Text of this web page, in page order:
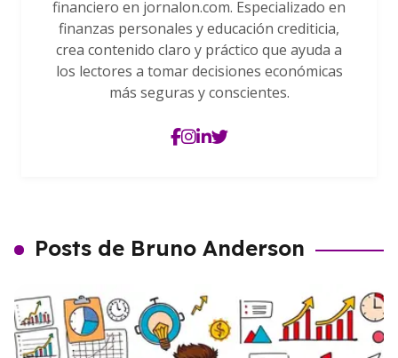
financiero en jornalon.com. Especializado en
finanzas personales y educación crediticia,
crea contenido claro y práctico que ayuda a
los lectores a tomar decisiones económicas
más seguras y conscientes.
Posts de Bruno Anderson